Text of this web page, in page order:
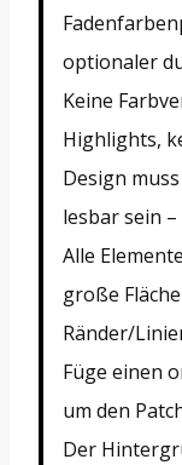
optionaler
Keine
Highlights,
Design
lesbar sein
Alle
große
Ränder/
Füge einen
um den
Der